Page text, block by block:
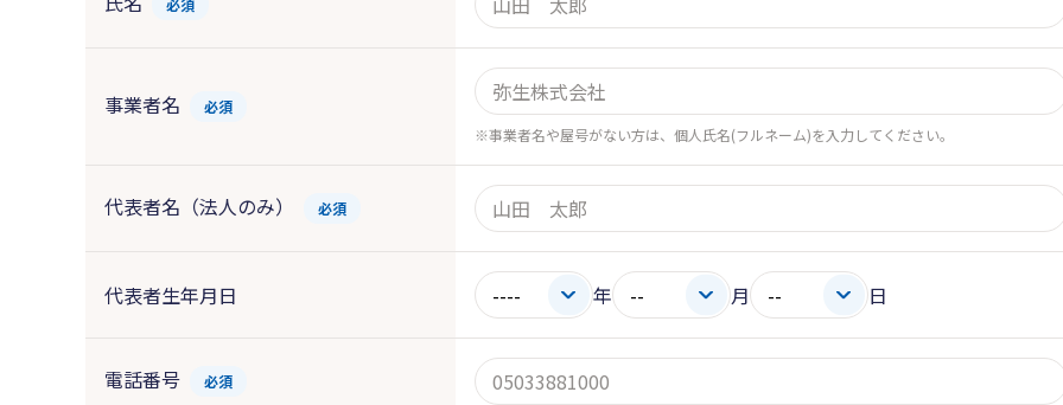
必須
事業者名
必須
事業者名や屋号がない方は、個人氏名(フルネーム)を入力してください。
代表者名（法人のみ） 必須
代表者生年月日 年 月 日
電話番号 必須